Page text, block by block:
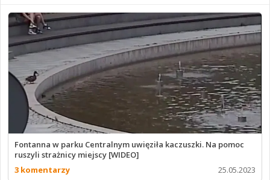
Fontanna w parku Centralnym uwięziła kaczuszki. Na pomoc
ruszyli strażnicy miejscy [WIDEO]
3 komentarzy
25.05.2023